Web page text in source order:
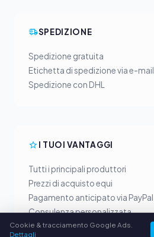
SPEDIZIONE
Spedizione gratuita
Etichetta di spedizione via e-mail
Spedizione con DHL
I TUOI VANTAGGI
Tutti i principali produttori
Prezzi di acquisto equi
Pagamento anticipato via PayPal
Consulenza personalizzata
Cookie & tracciamento Google Ads.
Dettagli